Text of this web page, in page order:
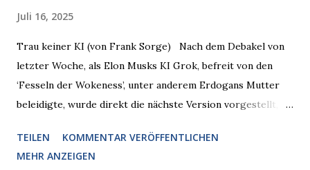
Juli 16, 2025
Trau keiner KI (von Frank Sorge) Nach dem Debakel von
letzter Woche, als Elon Musks KI Grok, befreit von den
‘Fesseln der Wokeness’, unter anderem Erdogans Mutter
beleidigte, wurde direkt die nächste Version vorgestellt,
radikalisierte, weil sie ohnehin kurz vor dem Austausch
stand. Das ist sogar recht logisch, aber nicht, um den
TEILEN
KOMMENTAR VERÖFFENTLICHEN
MEHR ANZEIGEN